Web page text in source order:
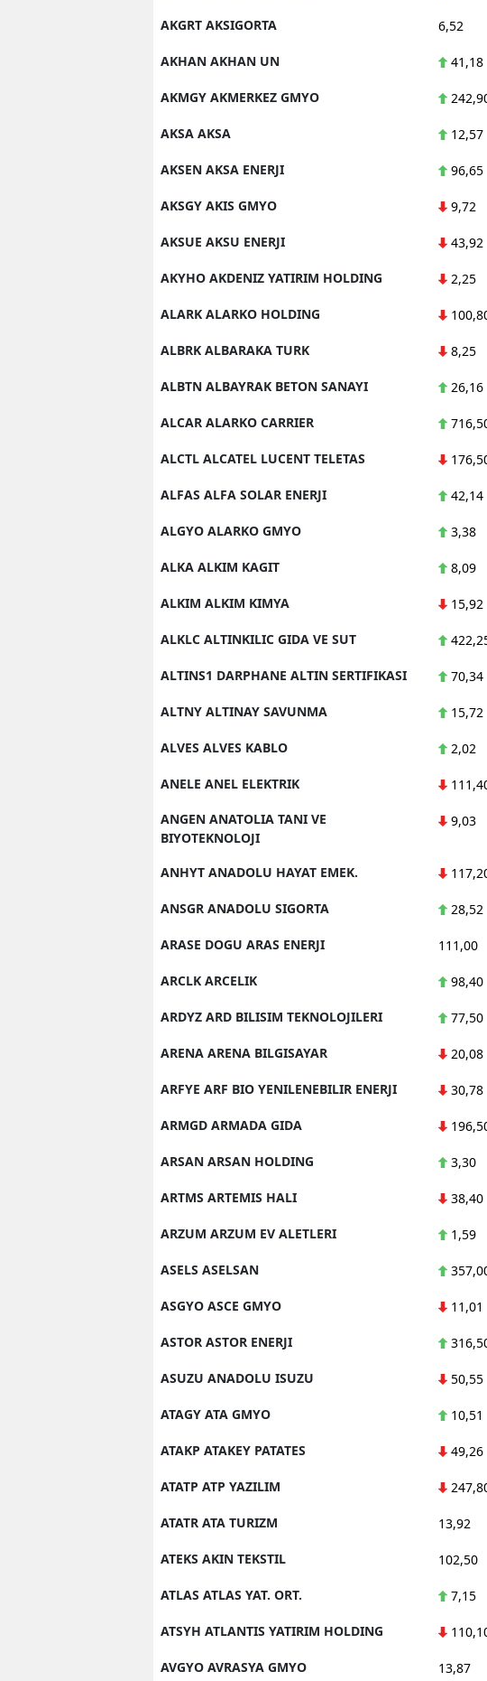
AKGRT AKSIGORTA 6,52
AKHAN AKHAN UN 41,18
AKMGY AKMERKEZ GMYO
AKSA AKSA 12,57
AKSEN AKSA ENERJI 96,65
AKSGY AKIS GMYO 9,72
AKSUE AKSU ENERJI 43,92
AKYHO AKDENIZ YATIRIM HOLDING 2,25
ALARK ALARKO HOLDING
ALBRK ALBARAKA TURK 8,25
ALBTN ALBAYRAK BETON SANAYI 26,16
ALCAR ALARKO CARRIER
ALCTL ALCATEL LUCENT TELETAS
ALFAS ALFA SOLAR ENERJI 42,14
ALGYO ALARKO GMYO 3,38
ALKA ALKIM KAGIT 8,09
ALKIM ALKIM KIMYA 15,92
ALKLC ALTINKILIC GIDA VE SUT
ALTINS1 DARPHANE ALTIN SERTIFIKASI 70,34
ALTNY ALTINAY SAVUNMA 15,72
ALVES ALVES KABLO 2,02
ANELE ANEL ELEKTRIK
ANGEN ANATOLIA TANI VE
BIYOTEKNOLOJI
9,03
ANHYT ANADOLU HAYAT EMEK.
ANSGR ANADOLU SIGORTA 28,52
ARASE DOGU ARAS ENERJI 111,00
ARCLK ARCELIK 98,40
ARDYZ ARD BILISIM TEKNOLOJILERI 77,50
ARENA ARENA BILGISAYAR 20,08
ARFYE ARF BIO YENILENEBILIR ENERJI 30,78
ARMGD ARMADA GIDA
ARSAN ARSAN HOLDING 3,30
ARTMS ARTEMIS HALI 38,40
ARZUM ARZUM EV ALETLERI 1,59
ASELS ASELSAN
ASGYO ASCE GMYO 11,01
ASTOR ASTOR ENERJI
ASUZU ANADOLU ISUZU 50,55
ATAGY ATA GMYO 10,51
ATAKP ATAKEY PATATES 49,26
ATATP ATP YAZILIM
ATATR ATA TURIZM 13,92
ATEKS AKIN TEKSTIL 102,50
ATLAS ATLAS YAT. ORT. 7,15
ATSYH ATLANTIS YATIRIM HOLDING
AVGYO AVRASYA GMYO 13,87